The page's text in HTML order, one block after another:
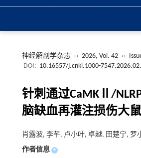
神经解剖学杂志 ›› 2026, Vol. 42 ››
DOI: 10.16557/j.cnki.1000-
针刺通过CaMKⅡ/
脑缺血再灌注损伤大
肖露波, 李芊, 卢小叶, 卓越, 田楚宁, 罗
作者信息 +